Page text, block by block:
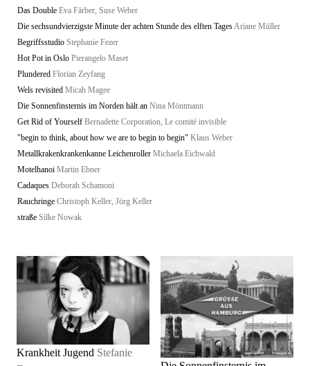
Das Double Eva Färber, Suse Weber
Die sechsundvierzigste Minute der achten Stunde des elften TagesAriane Müller
Begriffsstudio Stephanie Fezer
Hot Pot in Oslo Pierangelo Maset
Plundered Florian Zeyfang
Wels revisited Micah Magee
Die Sonnenfinsternis im Norden hält an Nina Möntmann
Get Rid of Yourself Bernadette Corporation, Le comité invisible
"begin to think, about how we are to begin to begin" Klaus Weber
Metallkrakenkrankenkanne Leichenroller Michaela Eichwald
Motelhanoi Martin Ebner
Cadaques Deborah Schamoni
Rauchringe Christoph Keller, Jörg Keller
straße Silke Nowak
Krankheit Jugend Stefanie